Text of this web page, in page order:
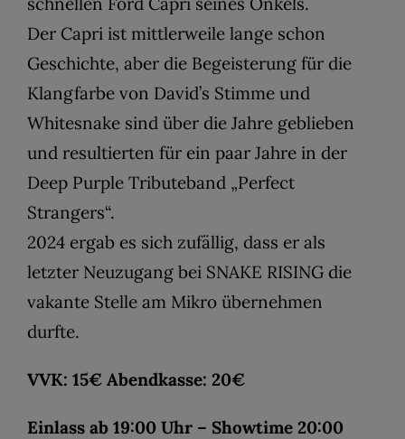
Der Capri ist mittlerweile lange schon
Geschichte, aber die Begeisterung für die
Klangfarbe von David’s Stimme und
Whitesnake sind über die Jahre geblieben
und resultierten für ein paar Jahre in der
Deep Purple Tributeband „Perfect
Strangers“.
2024 ergab es sich zufällig, dass er als
letzter Neuzugang bei SNAKE RISING die
vakante Stelle am Mikro übernehmen
durfte.
VVK: 15€ Abendkasse: 20€
Einlass ab 19:00 Uhr – Showtime 20:00